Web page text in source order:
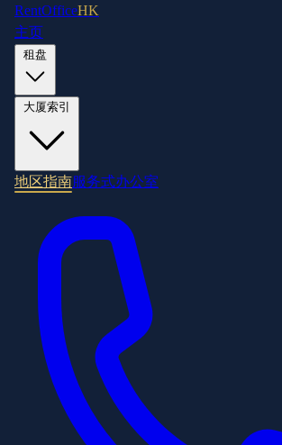
RentOfficeHK
主页
地区指南服务式办公室